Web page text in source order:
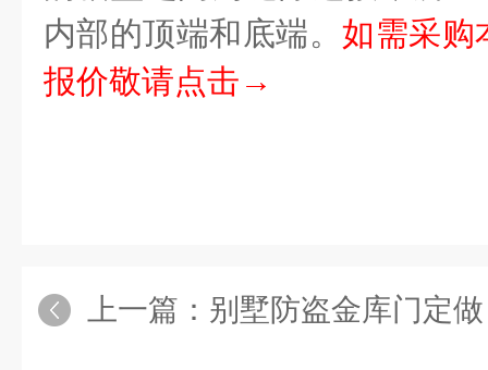
内部的顶端和底端。如需采购
报价敬请点击→
上一篇： 别墅防盗金库门定做